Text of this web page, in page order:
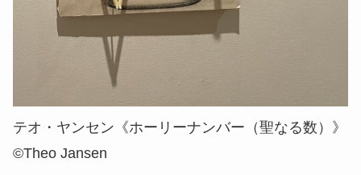
テオ・ヤンセン《ホーリーナンバー（聖なる数）》
©Theo Jansen